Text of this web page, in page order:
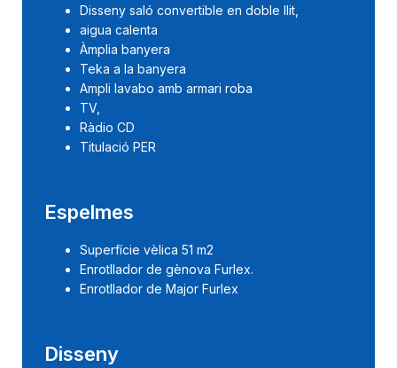
Disseny saló convertible en doble llit,
aigua calenta
Àmplia banyera
Teka a la banyera
Ampli lavabo amb armari roba
TV,
Ràdio CD
Titulació PER
Espelmes
Superfície vèlica 51 m2
Enrotllador de gènova Furlex.
Enrotllador de Major Furlex
Disseny